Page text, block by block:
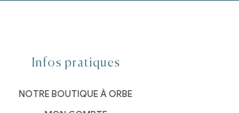
Infos pratiques
NOTRE BOUTIQUE À ORBE